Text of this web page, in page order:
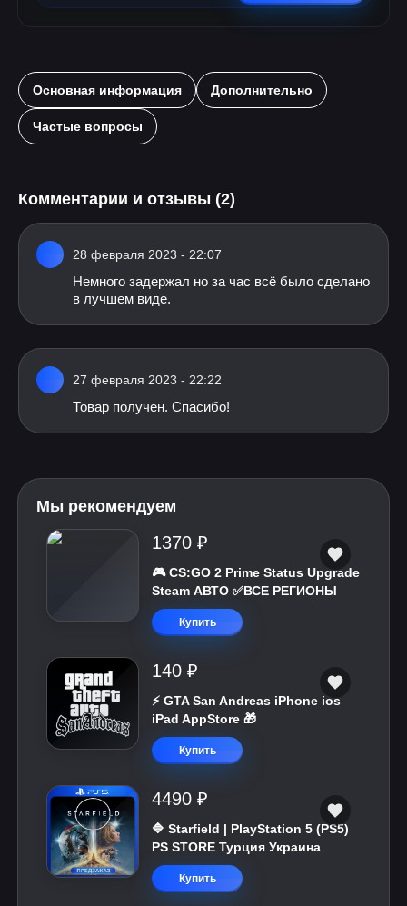
Основная информация Дополнительно
Частые вопросы
Комментарии и отзывы (2)
28 февраля 2023 - 22:07
Немного задержал но за час всё было сделано
в лучшем виде.
27 февраля 2023 - 22:22
Товар получен. Спасибо!
Мы рекомендуем
1370 ₽
🎮 CS:GO 2 Prime Status Upgrade
Steam АВТО ✅ВСЕ РЕГИОНЫ
Купить
140 ₽
⚡️ GTA San Andreas iPhone ios
iPad AppStore 🎁
Купить
4490 ₽
🔷 Starfield | PlayStation 5 (PS5)
PS STORE Турция Украина
Купить